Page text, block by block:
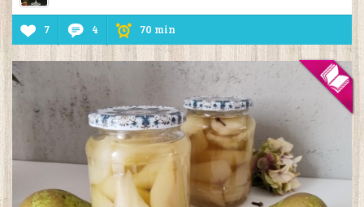
7 4 70 min